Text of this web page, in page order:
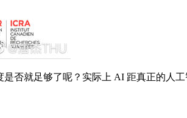
否就足够了呢？实际上 AI 距真正的人工